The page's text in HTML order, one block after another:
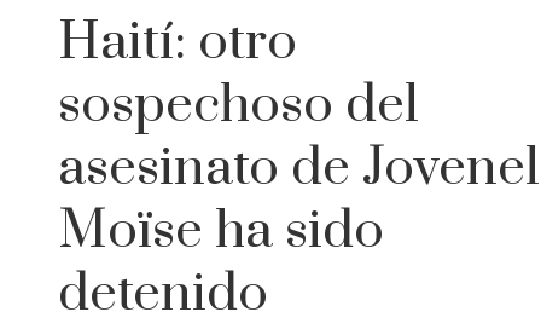
Haití: otro
sospechoso del
asesinato de Jovenel
Moïse ha sido
detenido